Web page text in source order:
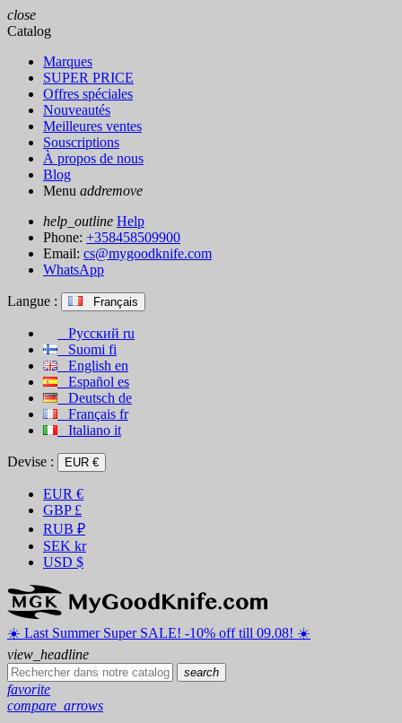
close
Catalog
Marques
SUPER PRICE
Offres spéciales
Nouveautés
Meilleures ventes
Souscriptions
À propos de nous
Blog
Menu addremove
help_outline Help
Phone: +358458509900
Email: cs@mygoodknife.com
WhatsApp
Langue : Français
Русский ru
Suomi fi
English en
Español es
Deutsch de
Français fr
Italiano it
Devise : EUR €
EUR €
GBP £
RUB ₽
SEK kr
USD $
☀️ ️Last Summer Super SALE! -10% off till 09.08! ☀️
view_headline
search
favorite
compare_arrows